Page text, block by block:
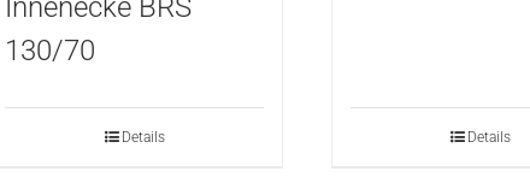
Innenecke BRS
130/70
Details Details